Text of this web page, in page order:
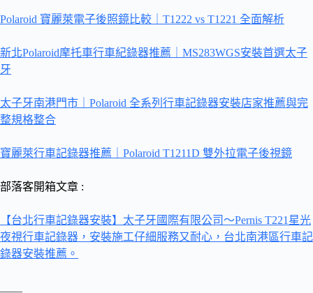
Polaroid 寶麗萊電子後照鏡比較｜T1222 vs T1221 全面解析
新北Polaroid摩托車行車紀錄器推薦｜MS283WGS安裝首選太子
牙
太子牙南港門市｜Polaroid 全系列行車記錄器安裝店家推薦與完
整規格整合
寶麗萊行車記錄器推薦｜Polaroid T1211D 雙外拉電子後視鏡
部落客開箱文章 :
【台北行車記錄器安裝】太子牙國際有限公司～Pernis T221星光
夜視行車記錄器，安裝施工仔細服務又耐心，台北南港區行車記
錄器安裝推薦。